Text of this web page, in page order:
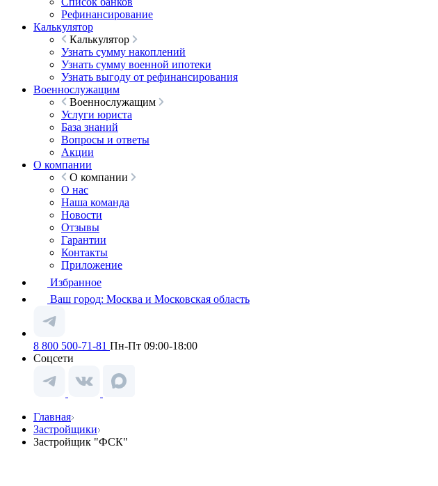
Рефинансирование
Калькулятор
Калькулятор
Узнать сумму накоплений
Узнать сумму военной ипотеки
Узнать выгоду от рефинансирования
Военнослужащим
Военнослужащим
Услуги юриста
База знаний
Вопросы и ответы
Акции
О компании
О компании
О нас
Наша команда
Новости
Отзывы
Гарантии
Контакты
Приложение
Избранное
Ваш город: Москва и Московская область
8 800 500-71-81 Пн-Пт 09:00-18:00
Соцсети
Главная
Застройщики
Застройщик "ФСК"